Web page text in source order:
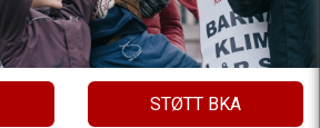
STØTT BKA